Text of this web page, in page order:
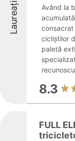
Laureați
Având la
cicliștilor
paletă
8.3
FULL